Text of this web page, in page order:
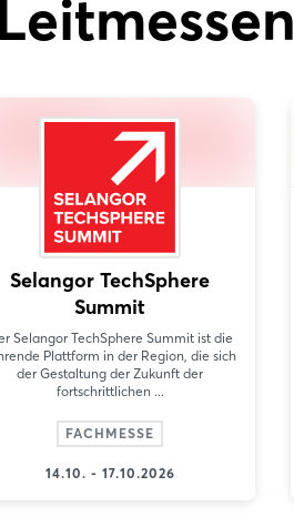
Selangor TechSphere
Summit
Selangor TechSphere Summit ist die
Plattform in der Region, die sich
der Gestaltung der Zukunft der
fortschrittlichen ...
FACHMESSE
14.10. - 17.10.2026